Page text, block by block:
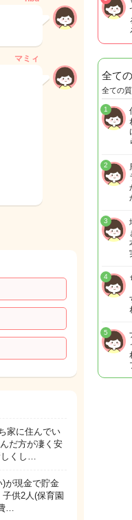
マミィ
家に住んでい
だ方が凄く安
しくし…
が現金で貯金
供2人(保育園
…
全て
全ての
1
2
3
4
5